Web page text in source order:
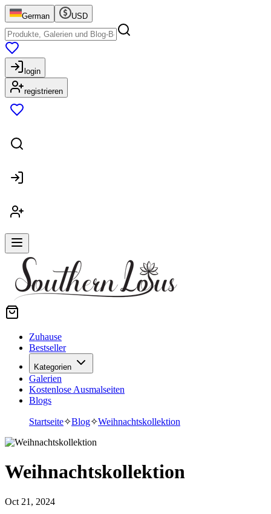
German USD
login
registrieren
Zuhause
Bestseller
Kategorien
Galerien
Kostenlose Ausmalseiten
Blogs
Startseite✧Blog✧Weihnachtskollektion
Weihnachtskollektion
Oct 21, 2024